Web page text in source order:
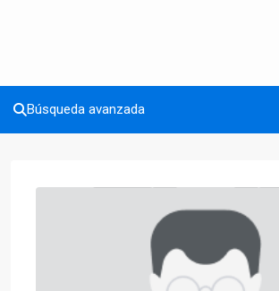
Búsqueda avanzada